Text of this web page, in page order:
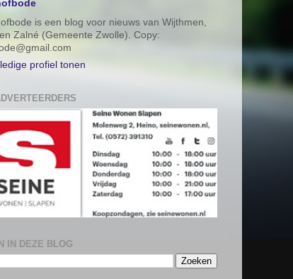
is een blog voor nieuws van Wijthmen,
Zalné (Gemeente Zwolle). Copy:
profiel tonen
IN DEZE BLOG